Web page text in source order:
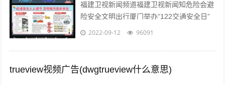
福建卫视新闻频道福建卫视新闻知危险会避
险安全文明出行厦门举办“122交通安全日”
主题宣传活动；2各年段开展“遵守交规，文
2022-09-12 96091
trueview视频广告(dwgtrueview什么意思)